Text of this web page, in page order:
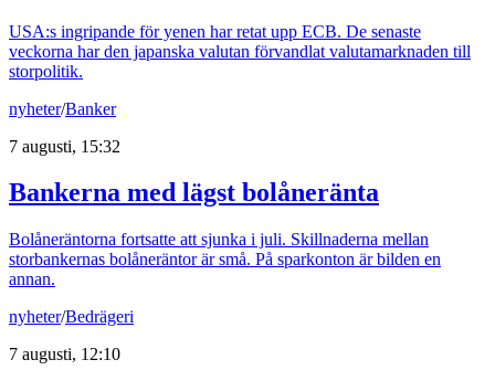
USA:s ingripande för yenen har retat upp ECB. De senaste
veckorna har den japanska valutan förvandlat valutamarknaden till
storpolitik.
nyheter/Banker
7 augusti, 15:32
Bankerna med lägst bolåneränta
Bolåneräntorna fortsatte att sjunka i juli. Skillnaderna mellan
storbankernas bolåneräntor är små. På sparkonton är bilden en
annan.
nyheter/Bedrägeri
7 augusti, 12:10